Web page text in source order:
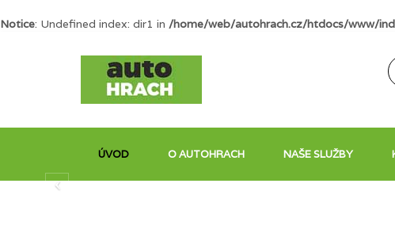
Notice: Undefined index: dir1 in /home/web/autohrach.cz/htdocs/www/
ÚVOD O AUTOHRACH NAŠE SLUŽBY